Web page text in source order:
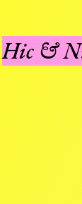
Hic &